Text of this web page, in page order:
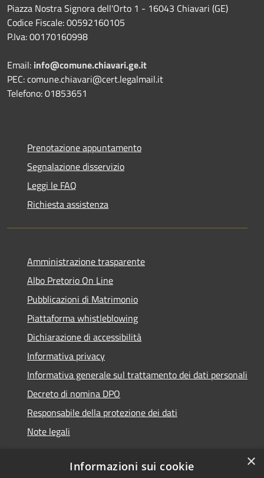
Piazza Nostra Signora dell'Orto 1 - 16043 Chiavari (GE)
Codice Fiscale: 00592160105
P.Iva: 00170160998
Email: info@comune.chiavari.ge.it
PEC: comune.chiavari@cert.legalmail.it
Telefono: 01853651
Prenotazione appuntamento
Segnalazione disservizio
Leggi le FAQ
Richiesta assistenza
Amministrazione trasparente
Albo Pretorio On Line
Pubblicazioni di Matrimonio
Piattaforma whistleblowing
Dichiarazione di accessibilità
Informativa privacy
Informativa generale sul trattamento dei dati personali
Decreto di nomina DPO
Responsabile della protezione dei dati
Note legali
×
Informazioni sui cookie